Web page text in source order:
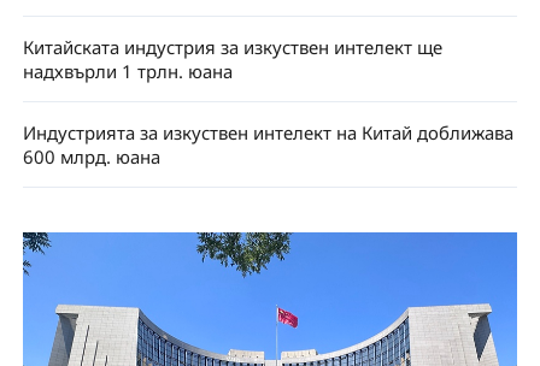
Китайската индустрия за изкуствен интелект ще
надхвърли 1 трлн. юана
Индустрията за изкуствен интелект на Китай доближава
600 млрд. юана